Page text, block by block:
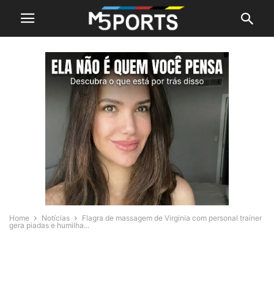
Home Notícias
Flagra de massagem de Virginia com personal trainer
gera piadas e humilha...